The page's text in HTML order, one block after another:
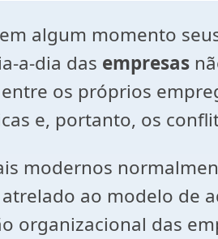
algum momento
a-dia das empresas
os próprios
e, portanto, os
modernos
ao modelo de
organizacional das